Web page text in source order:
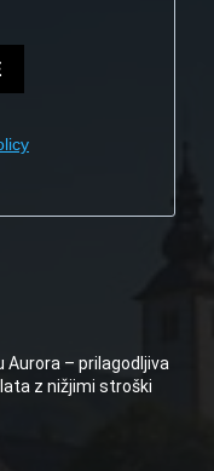
Aurora – prilagodljiva
z nižjimi stroški